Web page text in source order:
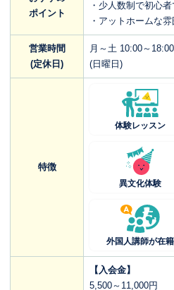
ポイント
・少人数制で初心
・アットホームな
営業時間
(定休日)
月～土 10:00～18:00
(日曜日)
特徴
体験レッスン
異文化体験
外国人講師が在籍
【入会金】
5,500～11,000円